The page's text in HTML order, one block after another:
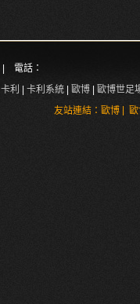
| 電話：
卡利
卡利系統 歐博
歐博世足
友站連結： 歐博|